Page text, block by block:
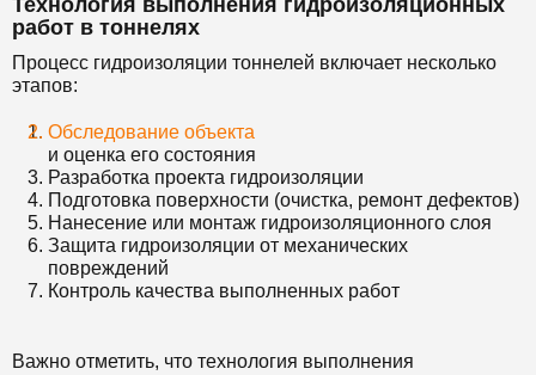
работ в тоннелях
Процесс гидроизоляции тоннелей включает несколько
этапов:
Обследование объекта
и оценка его состояния
Разработка проекта гидроизоляции
Подготовка поверхности (очистка, ремонт дефектов)
Нанесение или монтаж гидроизоляционного слоя
Защита гидроизоляции от механических
повреждений
Контроль качества выполненных работ
Важно отметить, что технология выполнения